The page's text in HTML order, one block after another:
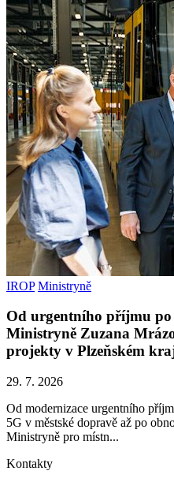
IROP Ministryně
Od urgentního příjmu
Ministryně Zuzana
projekty v Plzeňském
29. 7. 2026
Od modernizace urgentního
5G v městské dopravě až po
Ministryně pro místn...
Kontakty